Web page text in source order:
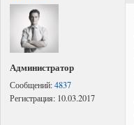
Администратор
Сообщений:4837
Регистрация: 10.03.2017